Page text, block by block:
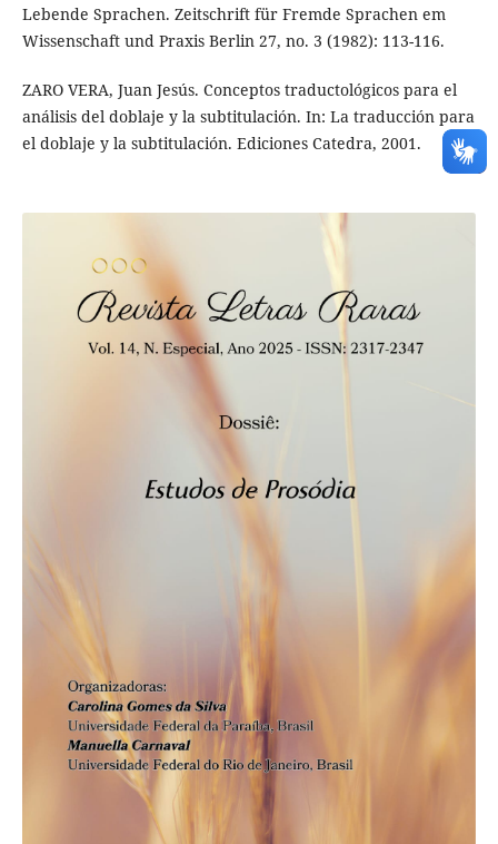
Lebende Sprachen. Zeitschrift für Fremde Sprachen em
Wissenschaft und Praxis Berlin 27, no. 3 (1982): 113-116.
ZARO VERA, Juan Jesús. Conceptos traductológicos para el
análisis del doblaje y la subtitulación. In: La traducción para
el doblaje y la subtitulación. Ediciones Catedra, 2001.